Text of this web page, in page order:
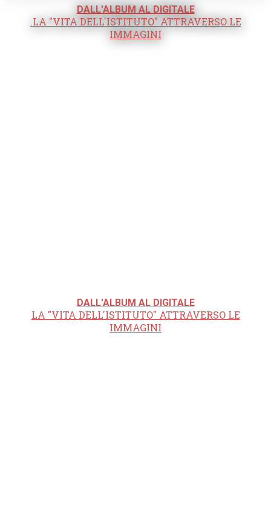
DALL'ALBUM AL DIGITALE
.LA "VITA DELL'ISTITUTO" ATTRAVERSO LE
IMMAGINI
DALL'ALBUM AL DIGITALE
LA "VITA DELL'ISTITUTO" ATTRAVERSO LE
IMMAGINI